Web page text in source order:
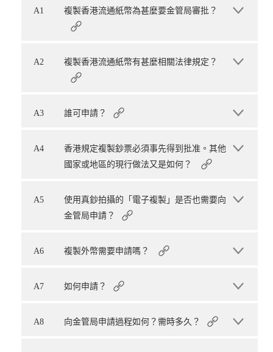
A1 複製香港流通紙幣為甚麼要金管局審批？
A2 複製香港流通紙幣有甚麼相關法律規定？
A3 誰可申請？
A4
香港規定複製鈔票必須事先得到批准。其他
國家或地區的現行做法又是如何？
A5
使用真鈔拍攝的「電子複製」是否也需要向
金管局申請？
A6 複製外幣需要申請嗎？
A7 如何申請？
A8 向金管局申請過程如何？需時多久？